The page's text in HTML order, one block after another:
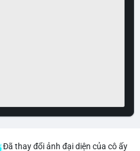
Đã thay đổi ảnh đại diện của cô ấy